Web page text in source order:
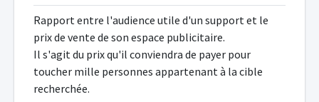
Rapport entre l'audience utile d'un support et le
prix de vente de son espace publicitaire.
Il s'agit du prix qu'il conviendra de payer pour
toucher mille personnes appartenant à la cible
recherchée.